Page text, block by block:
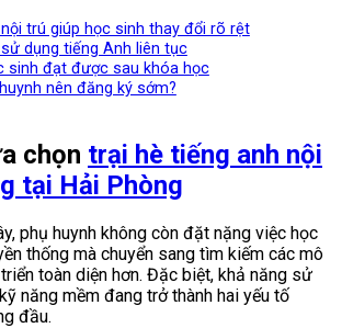
trú giúp học sinh thay đổi rõ rệt
dụng tiếng Anh liên tục
sinh đạt được sau khóa học
nên đăng ký sớm?
chọn trại hè tiếng anh nội
tại Hải Phòng
phụ huynh không còn đặt nặng việc học
thống mà chuyển sang tìm kiếm các mô
toàn diện hơn. Đặc biệt, khả năng sử
năng mềm đang trở thành hai yếu tố
đầu.